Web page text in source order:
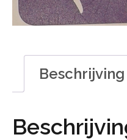
Beschrijving